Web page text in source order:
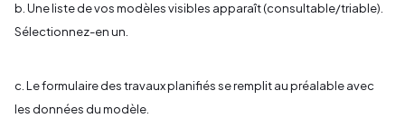
b. Une liste de vos modèles visibles apparaît (consultable/triable).
Sélectionnez-en un.
c. Le formulaire des travaux planifiés se remplit au préalable avec
les données du modèle.